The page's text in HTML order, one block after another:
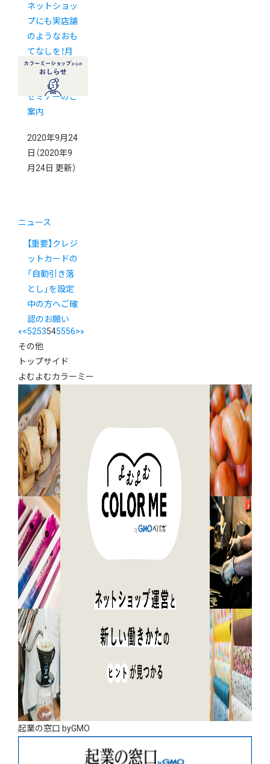
ネットショッ
プにも実店舗
のようなおも
てなしを！月
商アップのた
めのWEB接客
セミナーのご
案内
2020年9月24
日 （2020年9
月24日 更新）
ニュース
【重要】クレジ
ットカードの
「自動引き落
とし」を設定
中の方へご確
認のお願い
«<5253545556>»
その他
トップサイド
よむよむカラーミー
起業の窓口 byGMO